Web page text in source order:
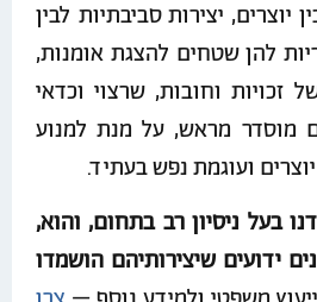
יוצרים, יצירות סביבתיות לבין
להן שטחים להצגת אומנות,
זכויות וחובות, שרצוי וכדאי
מוסדר מראש, על מנת למנוע
ועוגמת נפש בעתיד.
בעל ניסיון רב בתחום, והוא,
ידועים שיצירותיהם הושמדו